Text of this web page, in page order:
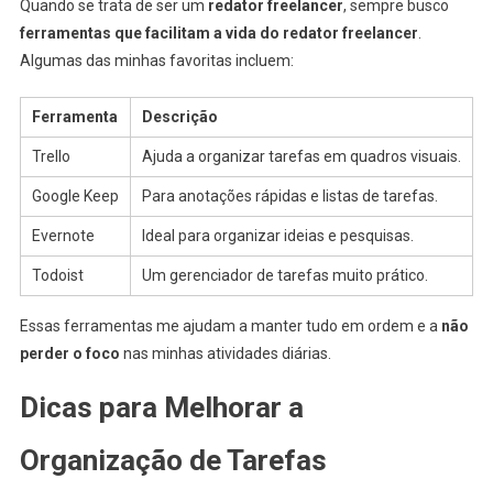
Quando se trata de ser um redator freelancer, sempre busco
ferramentas que facilitam a vida do redator freelancer.
Algumas das minhas favoritas incluem:
Ferramenta Descrição
Trello Ajuda a organizar tarefas em quadros visuais.
Google Keep Para anotações rápidas e listas de tarefas.
Evernote Ideal para organizar ideias e pesquisas.
Todoist Um gerenciador de tarefas muito prático.
Essas ferramentas me ajudam a manter tudo em ordem e a não
perder o foco nas minhas atividades diárias.
Dicas para Melhorar a
Organização de Tarefas